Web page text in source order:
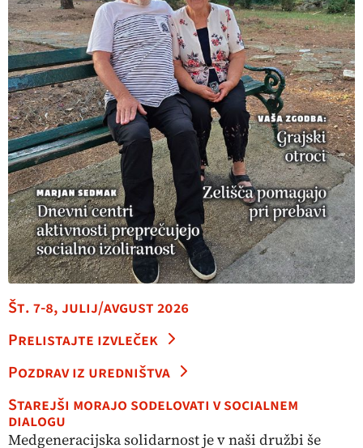
Št. 7-8, julij/avgust 2026
Prelistajte izvleček
Pozdrav iz uredništva
Starejši morajo sodelovati v socialnem
dialogu
Medgeneracijska solidarnost je v naši družbi še